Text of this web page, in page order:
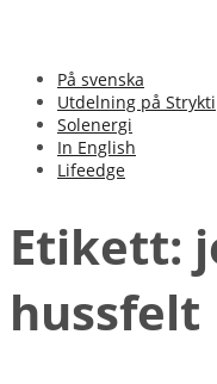
På svenska
Utdelning på
Solenergi
In English
Lifeedge
Etikett:
hussfelt